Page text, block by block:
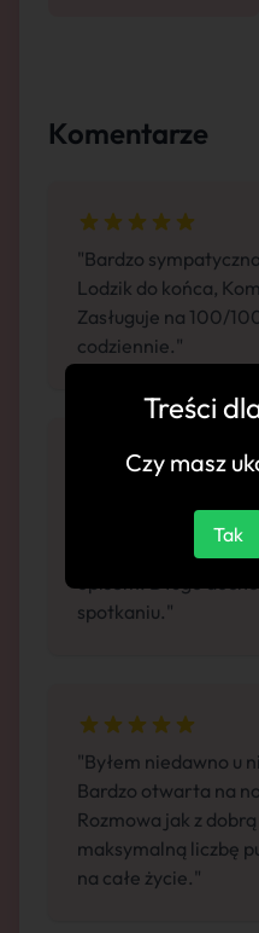
Komentarze
"Bardzo
Lodzik do końca,
Zasługuje na 100/
codziennie."
Bardzo otwarta na
swobodna
opisem. Długo
spotkaniu."
"Byłem niedawno u
Bardzo otwarta na
Rozmowa jak z
maksymalną liczbę
na całe życie."
Treści
Czy masz
Tak